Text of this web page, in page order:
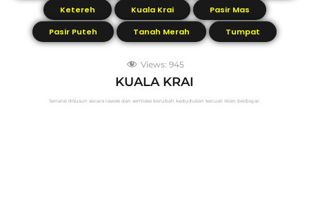
Ketereh
Kuala Krai
Pasir Mas
Pasir Puteh
Tanah Merah Tumpat
Views: 945
KUALA KRAI
Senarai disusun secara rawak dan sentiasa berubah kedudukan kecuali iklan berbayar.